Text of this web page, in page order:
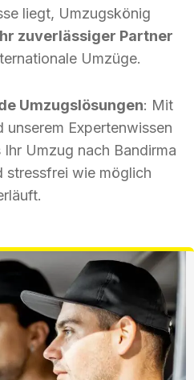
liegt, Umzugskönig
zuverlässiger Partner
Umzüge.
Umzugslösungen: Mit
unserem Expertenwissen
Umzug nach Bandirma
stressfrei wie möglich